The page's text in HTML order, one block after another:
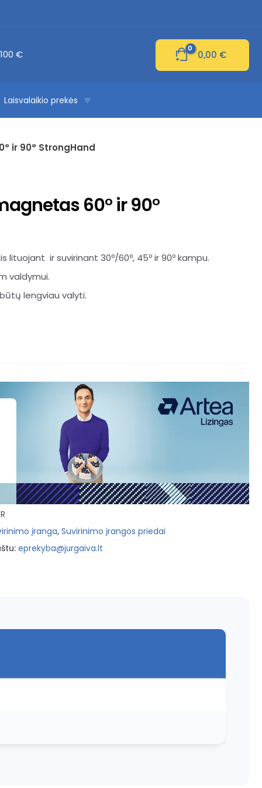
€ 0,00 €
Laisvalaikio prekės
ir 90° StrongHand
60° ir 90°
lituojant ir suvirinant 30º/60º, 45º ir 90º kampu.
valdymui.
lengviau valyti.
įranga, Suvirinimo įrangos priedai
eprekyba@jurgaiva.lt